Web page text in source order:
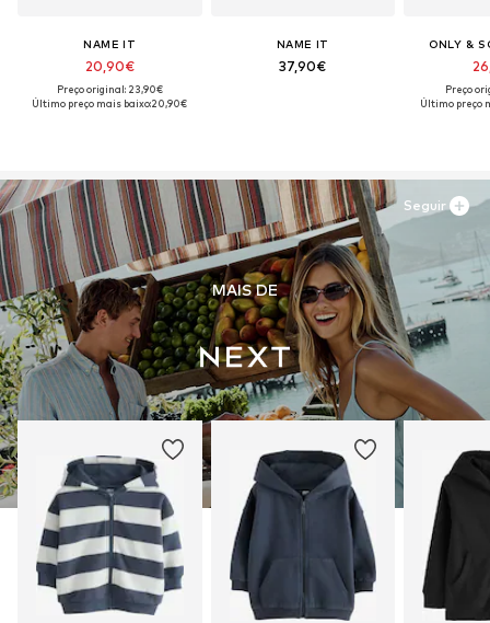
NAME IT
20,90€
Preço original: 23,90€
Último preço mais baixo:20,90€
NAME IT
37,90€
ONLY &
Preço
Último preço
MAIS DE
Seguir